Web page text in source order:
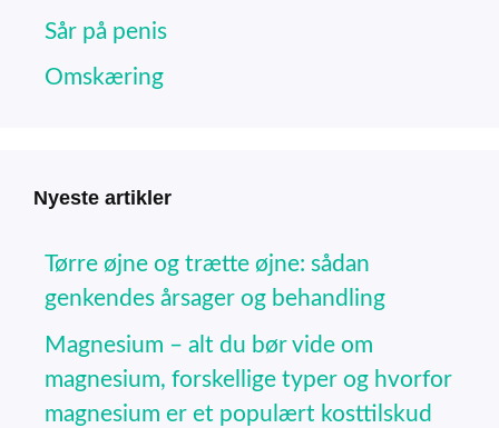
Sår på penis
Omskæring
Nyeste artikler
Tørre øjne og trætte øjne: sådan
genkendes årsager og behandling
Magnesium – alt du bør vide om
magnesium, forskellige typer og hvorfor
magnesium er et populært kosttilskud